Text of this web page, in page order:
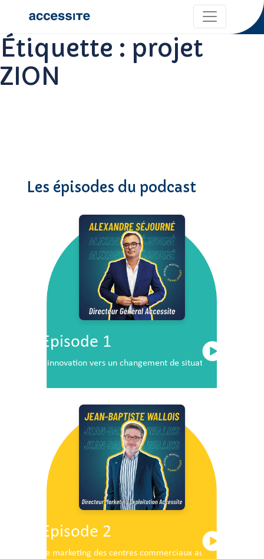
Étiquette : projet
ZION
Les épisodes du podcast
Episode 1
L’innovation vers un changement de situation
Episode 2
Le marketing des centres commerciaux au service du